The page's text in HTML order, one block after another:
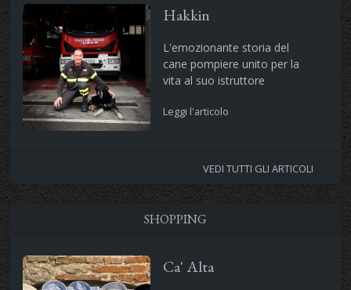
Hakkin
L'emozionante storia del
cane pompiere unito per la
vita al suo istruttore
Leggi l'articolo
VEDI TUTTI GLI ARTICOLI
SHOPPING
Ca' Alta